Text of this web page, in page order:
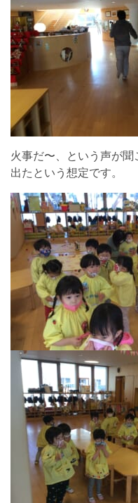
火事だ〜、という声が
出たという想定です。